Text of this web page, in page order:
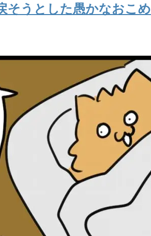
そうとした愚かなおこめ